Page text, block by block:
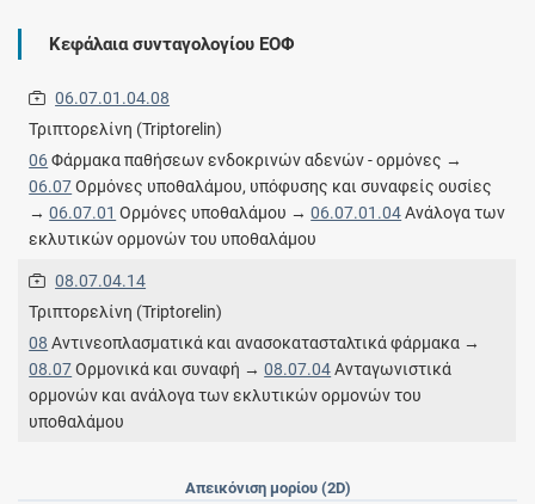
Κεφάλαια συνταγολογίου ΕΟΦ
06.07.01.04.08
Τριπτορελίνη (Triptorelin)
06Φάρμακα παθήσεων ενδοκρινών αδενών - ορμόνες →
06.07Oρμόνες υποθαλάμου, υπόφυσης και συναφείς ουσίες
→06.07.01 Ορμόνες υποθαλάμου →06.07.01.04Ανάλογα των
εκλυτικών ορμονών του υποθαλάμου
08.07.04.14
Τριπτορελίνη (Triptorelin)
08 Αντινεοπλασματικά και ανασοκατασταλτικά φάρμακα →
08.07Ορμονικά και συναφή →08.07.04Ανταγωνιστικά
ορμονών και ανάλογα των εκλυτικών ορμονών του
υποθαλάμου
Απεικόνιση μορίου (2D)